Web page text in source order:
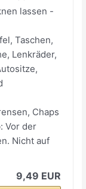
lassen -
Taschen,
Lenkräder,
Chaps
Vor der
Nicht auf
9,49 EUR